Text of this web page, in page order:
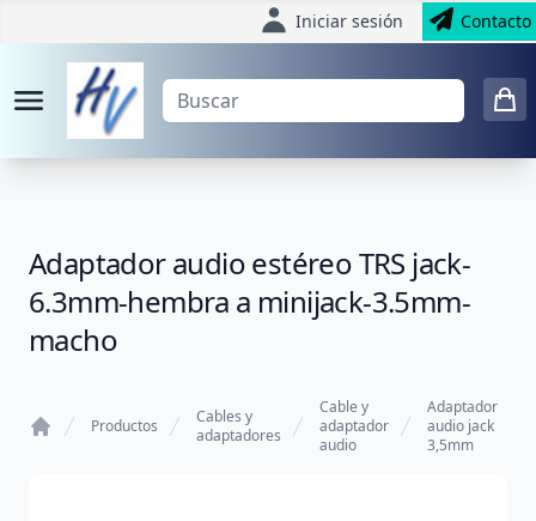
Iniciar sesión Contacto
Adaptador audio estéreo TRS jack-
6.3mm-hembra a minijack-3.5mm-
macho
Productos
Cables y
adaptadores
Cable y
adaptador
audio
Adaptador
audio jack
3,5mm